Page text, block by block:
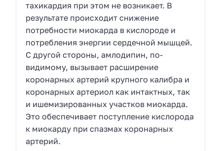
тахикардия при этом не возникает. В
результате происходит снижение
потребности миокарда в кислороде и
потребления энергии сердечной мышцей.
С другой стороны, амлодипин, по-
видимому, вызывает расширение
коронарных артерий крупного калибра и
коронарных артериол как интактных, так
и ишемизированных участков миокарда.
Это обеспечивает поступление кислорода
к миокарду при спазмах коронарных
артерий.